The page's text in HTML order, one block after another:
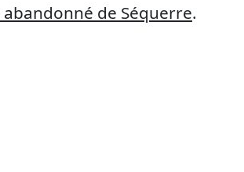
abandonné de Séquerre.